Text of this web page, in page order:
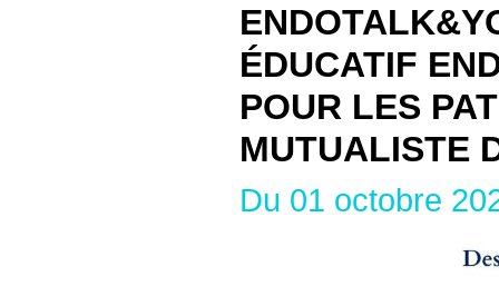
ÉDUCATIF
POUR LES
MUTUALISTE
Du 01 octobre